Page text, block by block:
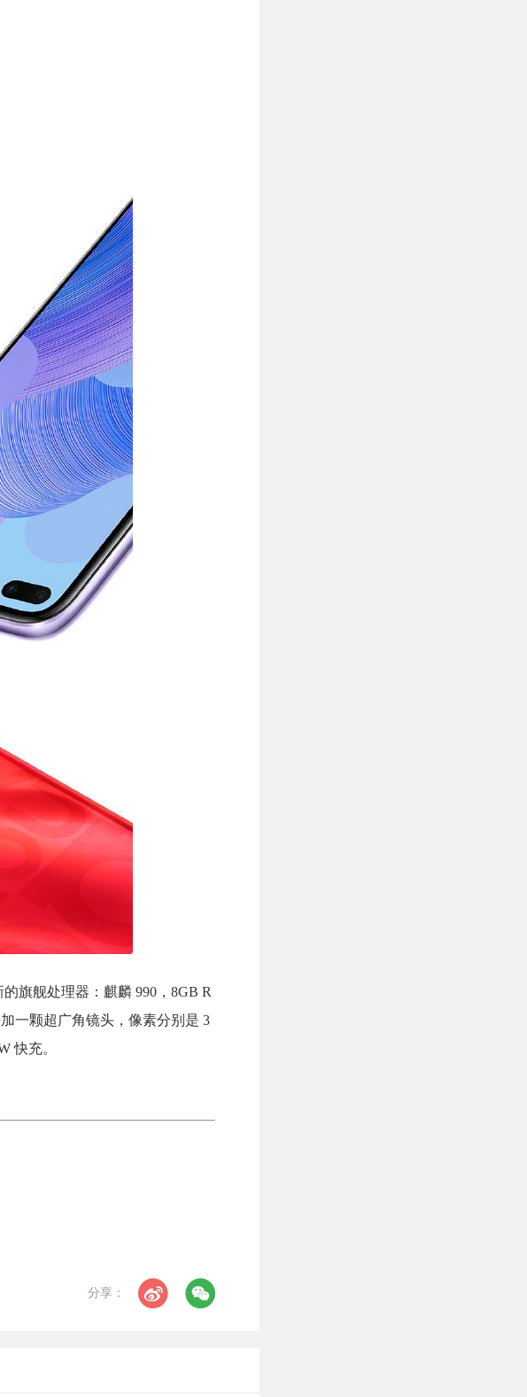
旗舰处理器：麒麟 990，8GB R
一颗超广角镜头，像素分别是 3
快充。
分享：